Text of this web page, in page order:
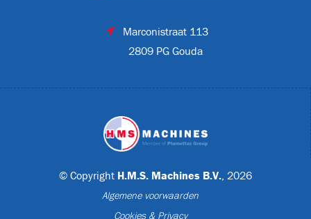
Marconistraat 113
2809 PG Gouda
© Copyright H.M.S. Machines B.V., 2026
Algemene voorwaarden
Cookies & Privacy